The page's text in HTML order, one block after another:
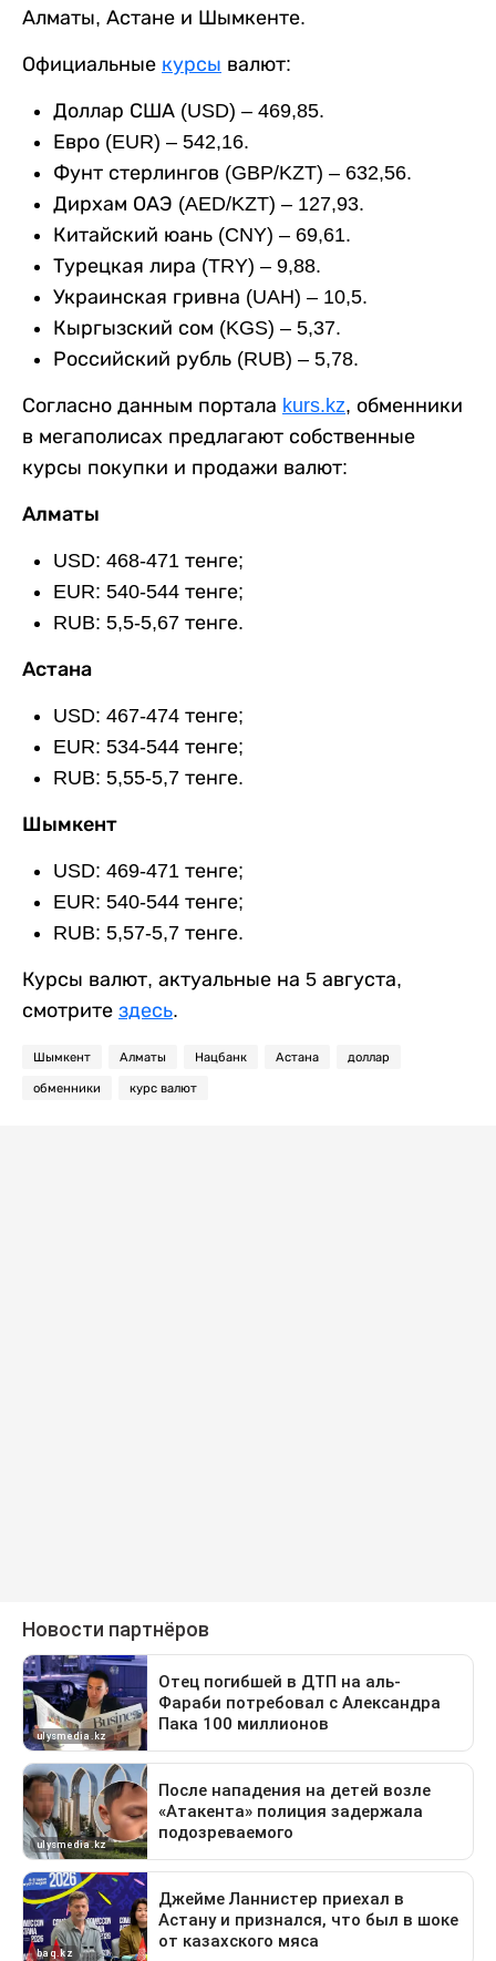
Алматы, Астане и Шымкенте.
Официальные курсы валют:
Доллар США (USD) – 469,85.
Евро (EUR) – 542,16.
Фунт стерлингов (GBP/KZT) – 632,56.
Дирхам ОАЭ (AED/KZT) – 127,93.
Китайский юань (CNY) – 69,61.
Турецкая лира (TRY) – 9,88.
Украинская гривна (UAH) – 10,5.
Кыргызский сом (KGS) – 5,37.
Российский рубль (RUB) – 5,78.
Согласно данным портала kurs.kz, обменники
в мегаполисах предлагают собственные
курсы покупки и продажи валют:
Алматы
USD: 468-471 тенге;
EUR: 540-544 тенге;
RUB: 5,5-5,67 тенге.
Астана
USD: 467-474 тенге;
EUR: 534-544 тенге;
RUB: 5,55-5,7 тенге.
Шымкент
USD: 469-471 тенге;
EUR: 540-544 тенге;
RUB: 5,57-5,7 тенге.
Курсы валют, актуальные на 5 августа,
смотрите здесь.
Шымкент Алматы Нацбанк Астана доллар
обменники курс валют